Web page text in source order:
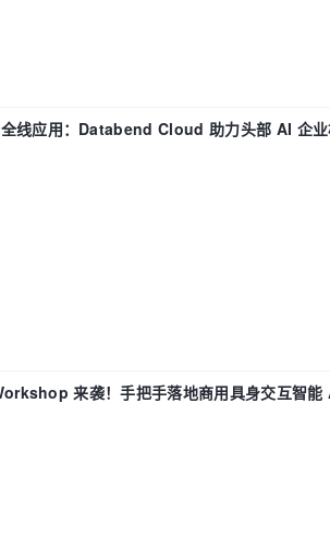
线应用：Databend Cloud 助力头部 AI 企
来袭！手把手落地商用具身交互智